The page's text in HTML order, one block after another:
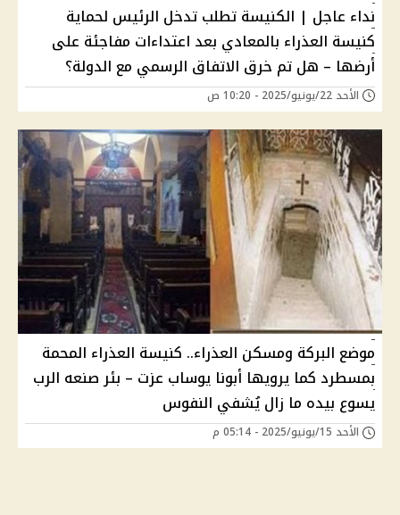
نداء عاجل | الكنيسة تطلب تدخل الرئيس لحماية
كنيسة العذراء بالمعادي بعد اعتداءات مفاجئة على
أرضها – هل تم خرق الاتفاق الرسمي مع الدولة؟
الأحد 22/يونيو/2025 - 10:20 ص
موضع البركة ومسكن العذراء.. كنيسة العذراء المحمة
بمسطرد كما يرويها أبونا يوساب عزت – بئر صنعه الرب
يسوع بيده ما زال يُشفي النفوس
الأحد 15/يونيو/2025 - 05:14 م